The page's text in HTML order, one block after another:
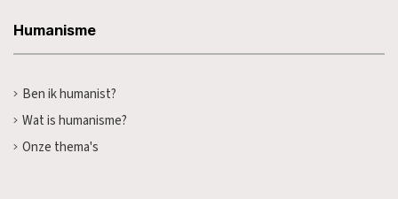
Humanisme
Ben ik humanist?
Wat is humanisme?
Onze thema's